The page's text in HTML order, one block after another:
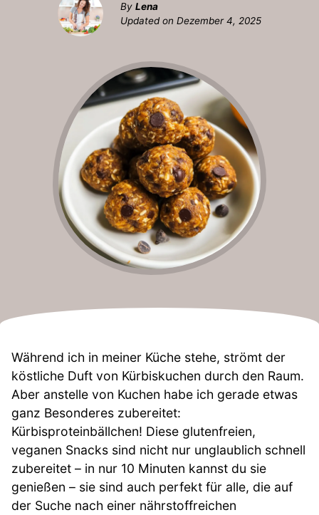
By Lena
Updated on Dezember 4, 2025
Während ich in meiner Küche stehe, strömt der
köstliche Duft von Kürbiskuchen durch den Raum.
Aber anstelle von Kuchen habe ich gerade etwas
ganz Besonderes zubereitet:
Kürbisproteinbällchen! Diese glutenfreien,
veganen Snacks sind nicht nur unglaublich schnell
zubereitet – in nur 10 Minuten kannst du sie
genießen – sie sind auch perfekt für alle, die auf
der Suche nach einer nährstoffreichen